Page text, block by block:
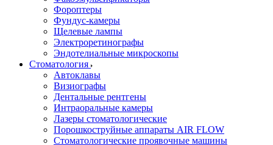
Фороптеры
Фундус-камеры
Щелевые лампы
Электроретинографы
Эндотелиальные микроскопы
Стоматология
Автоклавы
Визиографы
Дентальные рентгены
Интраоральные камеры
Лазеры стоматологические
Порошкоструйные аппараты AIR FLOW
Стоматологические проявочные машины